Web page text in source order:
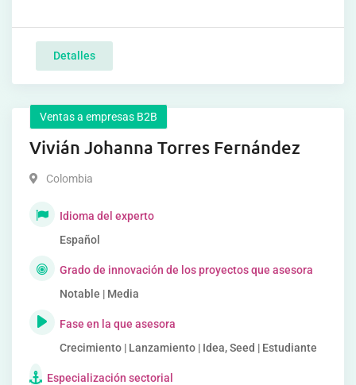
Detalles
Ventas a empresas B2B
Vivián Johanna Torres Fernández
Colombia
Idioma del experto
Español
Grado de innovación de los proyectos que asesora
Notable | Media
Fase en la que asesora
Crecimiento | Lanzamiento | Idea, Seed | Estudiante
Especialización sectorial